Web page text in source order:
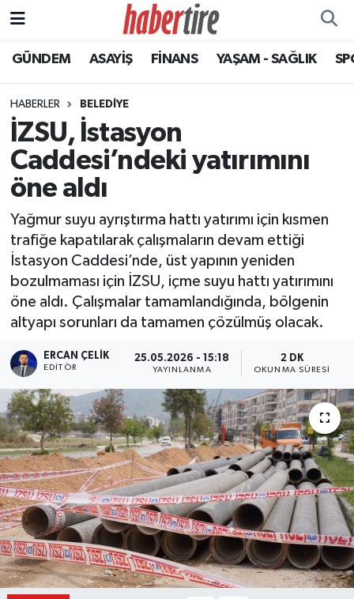
GÜNDEM ASAYİŞ FİNANS YAŞAM - SAĞLIK
HABERLER BELEDİYE
İZSU, İstasyon
Caddesi’ndeki yatırımını
öne aldı
Yağmur suyu ayrıştırma hattı yatırımı için kısmen
trafiğe kapatılarak çalışmaların devam ettiği
İstasyon Caddesi’nde, üst yapının yeniden
bozulmaması için İZSU, içme suyu hattı yatırımını
öne aldı. Çalışmalar tamamlandığında, bölgenin
altyapı sorunları da tamamen çözülmüş olacak.
ERCAN ÇELIK
EDITÖR
25.05.2026 - 15:18
YAYINLANMA
2 DK
OKUNMA SÜRESI
Tire Nöbetçi Eczaneler
Tire Hava Durumu
Tire Trafik Yoğunluk Haritası
Süper Lig Puan Durumu ve Fikstür
Tüm Manşetler
Son Dakika Haberleri
Haber Arşivi